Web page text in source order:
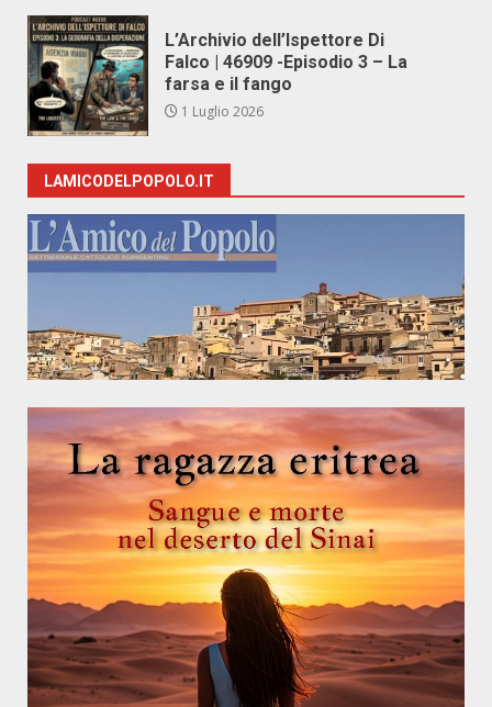
L’Archivio dell’Ispettore Di
Falco | 46909 -Episodio 3 – La
farsa e il fango
1 Luglio 2026
LAMICODELPOPOLO.IT